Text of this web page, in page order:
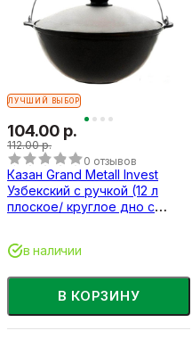
ЛУЧШИЙ ВЫБОР
104.00 р.
112.00 р.
0 отзывов
Казан Grand Metall Invest
Узбекский с ручкой (12 л
плоское/ круглое дно с
В КОРЗИНУ
в наличии